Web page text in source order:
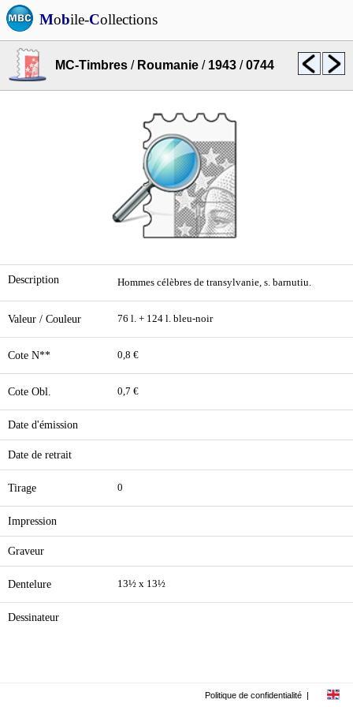
Mobile-Collections
MC-Timbres / Roumanie / 1943 /0744
Description Hommes célèbres de transylvanie, s. barnutiu.
Valeur / Couleur 76 l. + 124 l. bleu-noir
Cote N** 0,8 €
Cote Obl. 0,7 €
Date d'émission
Date de retrait
Tirage 0
Impression
Graveur
Dentelure 13½ x 13½
Dessinateur
Politique de confidentialité |